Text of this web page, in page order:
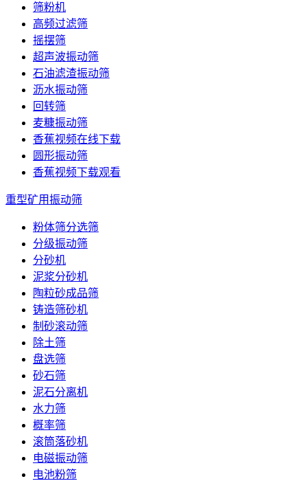
筛粉机
高频过滤筛
摇摆筛
超声波振动筛
石油滤渣振动筛
沥水振动筛
回转筛
麦糠振动筛
香蕉视频在线下载
圆形振动筛
香蕉视频下载观看
重型矿用振动筛
粉体筛分选筛
分级振动筛
分砂机
泥浆分砂机
陶粒砂成品筛
铸造筛砂机
制砂滚动筛
除土筛
盘选筛
砂石筛
泥石分离机
水力筛
概率筛
滚筒落砂机
电磁振动筛
电池粉筛